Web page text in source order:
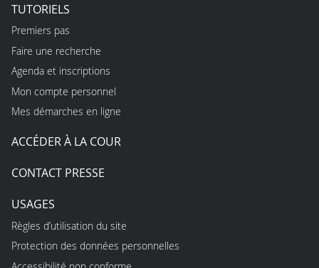
TUTORIELS
Premiers pas
Faire une recherche
Agenda et inscriptions
Mon compte personnel
Mes démarches en ligne
ACCÉDER À LA COUR
CONTACT PRESSE
USAGES
Règles d’utilisation du site
Protection des données personnelles